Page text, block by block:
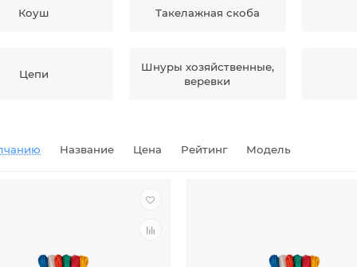
Коуш Такелажная скоба
Цепи
Шнуры хозяйственные,
веревки
Название Цена Рейтинг Модель